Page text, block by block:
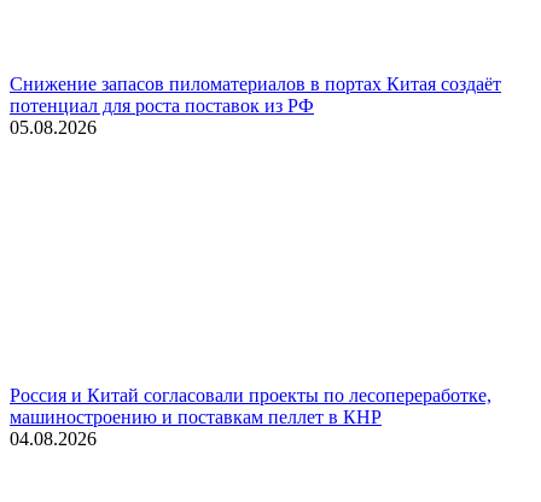
Снижение запасов пиломатериалов в портах Китая создаёт
потенциал для роста поставок из РФ
05.08.2026
Россия и Китай согласовали проекты по лесопереработке,
машиностроению и поставкам пеллет в КНР
04.08.2026